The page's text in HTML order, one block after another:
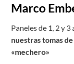
Marco
Paneles de 1, 2 y 3
nuestras tomas
«mechero»